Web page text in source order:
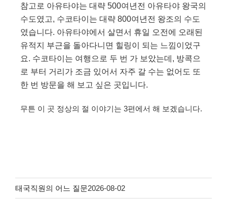
참고로 아유타야는 대략 500여년전 아유타야 왕국의
수도였고, 수코타이는 대략 800여년전 왕조의 수도
였습니다. 아유타야에서 살면서 휴일 오전에 오래된
유적지 부근을 돌아다니면 힐링이 되는 느낌이었구
요. 수코타이는 여행으로 두 번 가 보았는데, 방콕으
로 부터 거리가 조금 있어서 자주 갈 수는 없어도 또
한 번 방문을 해 보고 싶은 곳입니다.
무튼 이 곳 정상의 절 이야기는 3편에서 해 보겠습니다.
태국직원의 어느 질문2026-08-02